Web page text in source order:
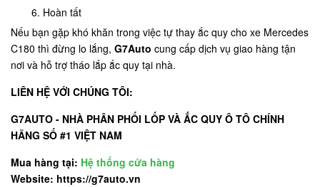
Hoàn tất
Nếu bạn gặp khó khăn trong việc tự thay ắc quy cho xe Mercedes
C180 thì đừng lo lắng, G7Auto cung cấp dịch vụ giao hàng tận
nơi và hỗ trợ tháo lắp ắc quy tại nhà.
LIÊN HỆ VỚI CHÚNG TÔI:
G7AUTO - NHÀ PHÂN PHỐI LỐP VÀ ẮC QUY Ô TÔ CHÍNH
HÃNG SỐ #1 VIỆT NAM
Mua hàng tại: Hệ thống cửa hàng
Website: https://g7auto.vn